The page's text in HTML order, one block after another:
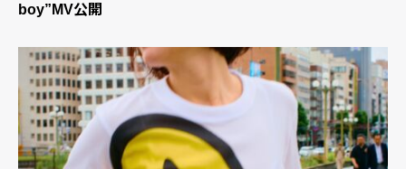
boy”MV公開